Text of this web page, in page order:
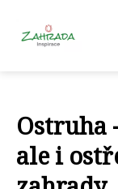
Ostruha
ale i